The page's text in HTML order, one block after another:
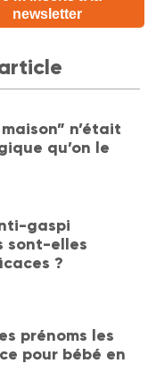
n’était
qu’on le
gaspi
sont-elles
?
prénoms les
pour bébé en